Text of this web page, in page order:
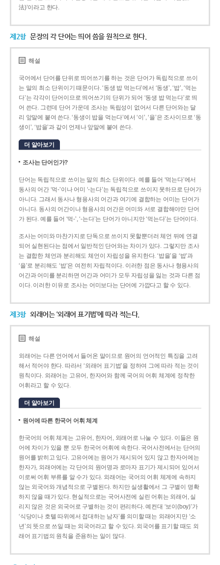
法)’이라고 한다.
제2항 문장의 각 단어는 띄어 씀을 원칙으로 한다.
해설
국어에서 단어를 단위로 띄어쓰기를 하는 것은 단어가 독립적으로 쓰이
는 말의 최소 단위이기 때문이다. ‘동생 밥 먹는다’에서 ‘동생’, ‘밥’, ‘먹는
다’는 각각이 단어이므로 띄어쓰기의 단위가 되어 ‘동생 밥 먹는다’로 띄
어 쓴다. 그런데 단어 가운데 조사는 독립성이 없어서 다른 단어와는 달
리 앞말에 붙여 쓴다. ‘동생이 밥을 먹는다’에서 ‘이’, ‘을’은 조사이므로 ‘동
생이’, ‘밥을’과 같이 언제나 앞말에 붙여 쓴다.
더 알아보기
조사는 단어인가?
단어는 독립적으로 쓰이는 말의 최소 단위이다. 예를 들어 ‘먹는다’에서
동사의 어간 ‘먹-­’이나 어미 ‘­-는다’는 독립적으로 쓰이지 못하므로 단어가
아니다. 그래서 동사나 형용사의 어간과 여기에 결합하는 어미는 단어가
아니다. 동사의 어간이나 형용사의 어간은 어미와 서로 결합해야만 단어
가 된다. 예를 들어 ‘먹-’, ‘-는다’는 단어가 아니지만 ‘먹는다’는 단어이다.
조사는 어미와 마찬가지로 단독으로 쓰이지 못할뿐더러 체언 뒤에 연결
되어 실현된다는 점에서 일반적인 단어와는 차이가 있다. 그렇지만 조사
는 결합한 체언과 분리해도 체언이 자립성을 유지한다. ‘밥을’을 ‘밥’과
‘을’로 분리해도 ‘밥’은 여전히 자립적이다. 이러한 점은 동사나 형용사의
어간과 어미를 분리하면 어간과 어미가 모두 자립성을 잃는 것과 다른 점
이다. 이러한 이유로 조사는 어미보다는 단어에 가깝다고 할 수 있다.
제3항 외래어는 ‘외래어 표기법’에 따라 적는다.
해설
외래어는 다른 언어에서 들어온 말이므로 원어의 언어적인 특징을 고려
해서 적어야 한다. 따라서 ‘외래어 표기법’을 정하여 그에 따라 적는 것이
원칙이다. 외래어는 고유어, 한자어와 함께 국어의 어휘 체계에 정착한
어휘라고 할 수 있다.
더 알아보기
원어에 따른 한국어 어휘 체계
한국어의 어휘 체계는 고유어, 한자어, 외래어로 나눌 수 있다. 이들은 원
어에 차이가 있을 뿐 모두 한국어 어휘에 속한다. 국어사전에서는 단어의
원어를 밝히고 있다. 고유어에는 원어가 제시되어 있지 않고 한자어에는
한자가, 외래어에는 각 단어의 원어명과 로마자 표기가 제시되어 있어서
이로써 어휘 부류를 알 수가 있다. 외래어는 국어의 어휘 체계에 속하지
않는 외국어와 개념적으로 구별된다. 하지만 실생활에서 그 구별이 명확
하지 않을 때가 있다. 현실적으로는 국어사전에 실린 어휘는 외래어, 실
리지 않은 것은 외국어로 구별하는 것이 편리하다. 예컨대 ‘보이(boy)’가
‘식당이나 호텔 따위에서 접대하는 남자’를 의미할 때는 외래어지만 ‘소
년’의 뜻으로 쓰일 때는 외국어라고 할 수 있다. 외국어를 표기할 때도 외
래어 표기법의 원칙을 준용하는 일이 많다.